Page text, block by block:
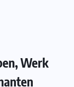
Werk